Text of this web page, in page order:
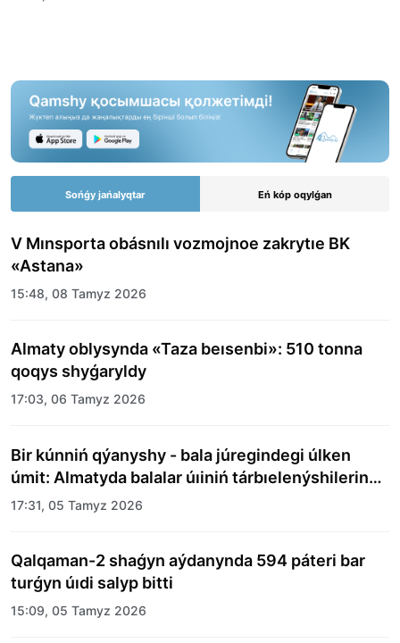
Sońǵy jańalyqtar Eń kóp oqylǵan
V Mınsporta obásnılı vozmojnoe zakrytıe BK
«Astana»
15:48, 08 Tamyz 2026
Almaty oblysynda «Taza beısenbi»: 510 tonna
qoqys shyǵaryldy
17:03, 06 Tamyz 2026
Bir kúnniń qýanyshy - bala júregindegi úlken
úmit: Almatyda balalar úıiniń tárbıelenýshilerine
merekelik kún uıymdastyryldy
17:31, 05 Tamyz 2026
Qalqaman-2 shaǵyn aýdanynda 594 páteri bar
turǵyn úıdi salyp bitti
15:09, 05 Tamyz 2026